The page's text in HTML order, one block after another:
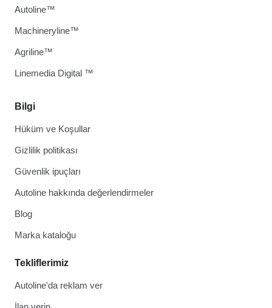
Bilgi
Hüküm ve Koşullar
Gizlilik politikası
Güvenlik ipuçları
Autoline hakkında değerlendirmeler
Blog
Marka kataloğu
Tekliflerimiz
Autoline'da reklam ver
Autoline™
Machineryline™
Agriline™
Linemedia Digital ™